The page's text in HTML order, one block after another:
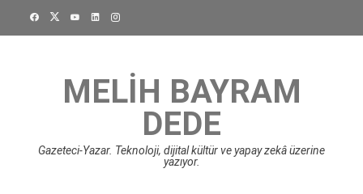
MELIH BAYRAM
DEDE
Gazeteci-Yazar. Teknoloji, dijital kültür ve yapay zekâ üzerine
yazıyor.